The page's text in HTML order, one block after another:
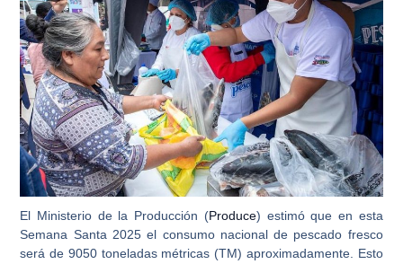
El Ministerio de la Producción (Produce) estimó que en esta
Semana Santa 2025 el consumo nacional de pescado fresco
será de 9050 toneladas métricas (TM) aproximadamente. Esto